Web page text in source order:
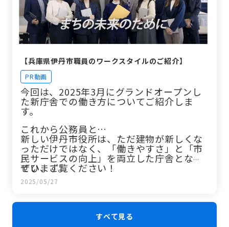
【兵庫県伊丹市職員のワークスタイルのご紹介】
PR動画
今回は、2025年3月にグランドオープンし
た新庁舎での働き方についてご紹介しま
す。
これから公務員と…
新しい伊丹市役所は、ただ建物が新しくな
っただけではなく、「働きやすさ」と「市
民サービスの向上」を両立した庁舎となっ
ています。
ぜひ、ご覧ください！
2025/05/27
すべて見る